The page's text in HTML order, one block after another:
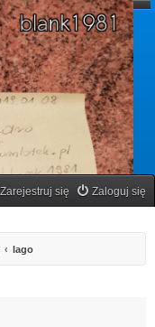
Zaloguj się
Zarejestruj się
lago